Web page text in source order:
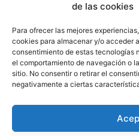
de las cookies
Para ofrecer las mejores
cookies para almacenar y/o acceder
consentimiento de estas tecnologías
el comportamiento de navegación o
sitio. No consentir o retirar el
negativamente a ciertas
Guadalinfo Mengibar
Juegos educativos
Mengibar
Niños
Punto Vuela Mengíbar